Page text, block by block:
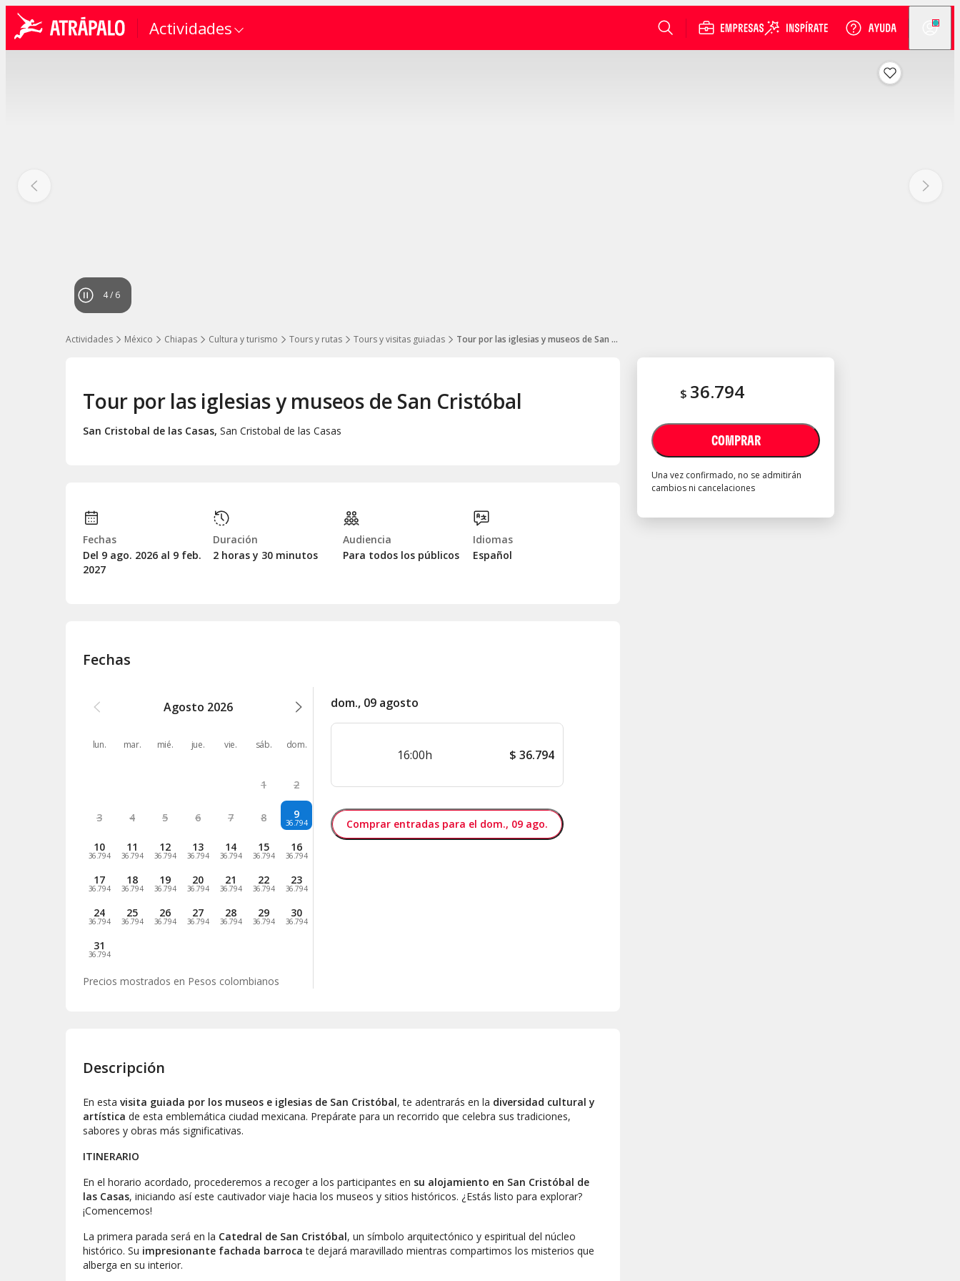
Actividades
4/ 6
Actividades México Chiapas Cultura y turismo Tours y rutas Tours y visitas guiadas Tour por las iglesias y museos de San Cristóbal
$ 36.794
COMPRAR
Una vez confirmado, no se admitirán
cambios ni cancelaciones
Tour por las iglesias y museos de San Cristóbal
San Cristobal de las Casas, San Cristobal de las Casas
Fechas
Del 9 ago. 2026 al 9 feb.
2027
Duración
2 horas y 30 minutos
Audiencia
Para todos los públicos
Idiomas
Español
Fechas
Agosto 2026
lun. mar. mié. jue. vie. sáb. dom.
1 2
3 4 5 6 7 8 9
36.794
10
36.794
11
36.794
12
36.794
13
36.794
14
36.794
15
36.794
16
36.794
17
36.794
18
36.794
19
36.794
20
36.794
21
36.794
22
36.794
23
36.794
24
36.794
25
36.794
26
36.794
27
36.794
28
36.794
29
36.794
30
36.794
31
36.794
Precios mostrados en Pesos colombianos
dom., 09 agosto
16:00h $ 36.794
Comprar entradas para el dom., 09 ago.
Descripción
En esta visita guiada por los museos e iglesias de San Cristóbal, te adentrarás en la diversidad cultural y
artística de esta emblemática ciudad mexicana. Prepárate para un recorrido que celebra sus tradiciones,
sabores y obras más significativas.
ITINERARIO
En el horario acordado, procederemos a recoger a los participantes en su alojamiento en San Cristóbal de
las Casas, iniciando así este cautivador viaje hacia los museos y sitios históricos. ¿Estás listo para explorar?
¡Comencemos!
La primera parada será en la Catedral de San Cristóbal, un símbolo arquitectónico y espiritual del núcleo
histórico. Su impresionante fachada barroca te dejará maravillado mientras compartimos los misterios que
alberga en su interior.